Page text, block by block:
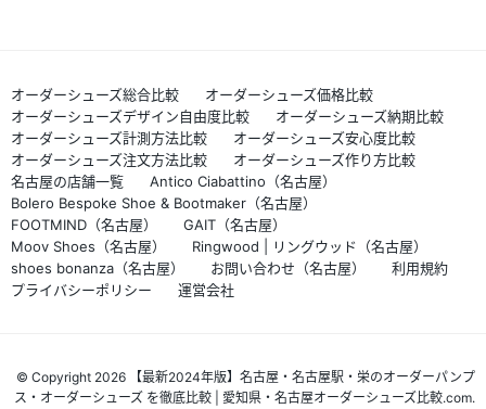
オーダーシューズ総合比較
オーダーシューズ価格比較
オーダーシューズデザイン自由度比較
オーダーシューズ納期比較
オーダーシューズ計測方法比較
オーダーシューズ安心度比較
オーダーシューズ注文方法比較
オーダーシューズ作り方比較
名古屋の店舗一覧
Antico Ciabattino（名古屋）
Bolero Bespoke Shoe & Bootmaker（名古屋）
FOOTMIND（名古屋）
GAIT（名古屋）
Moov Shoes（名古屋）
Ringwood | リングウッド（名古屋）
shoes bonanza（名古屋）
お問い合わせ（名古屋）
利用規約
プライバシーポリシー
運営会社
© Copyright 2026 【最新2024年版】名古屋・名古屋駅・栄のオーダーパンプ
ス・オーダーシューズ を徹底比較 | 愛知県・名古屋オーダーシューズ比較.com.